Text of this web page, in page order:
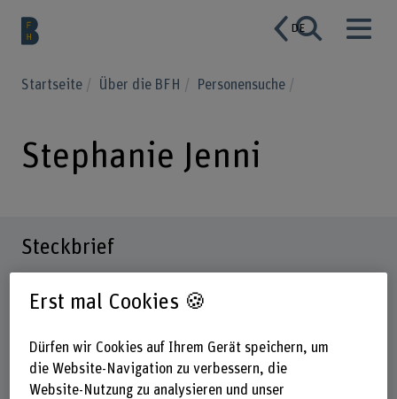
DE
Startseite Über die BFH Personensuche
Stephanie Jenni
Steckbrief
Erst mal Cookies 🍪
Dürfen wir Cookies auf Ihrem Gerät speichern, um
die Website-Navigation zu verbessern, die
Website-Nutzung zu analysieren und unser